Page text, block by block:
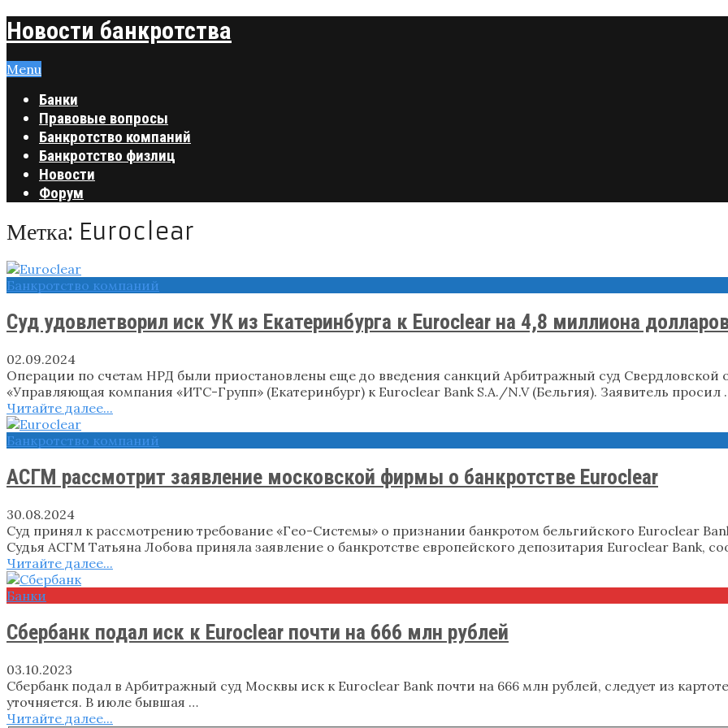
Новости банкротства
Menu
Банки
Правовые вопросы
Банкротство компаний
Банкротство физлиц
Новости
Форум
Метка: Euroclear
Банкротство компаний
Суд удовлетворил иск УК из Екатеринбурга к Euroclear на 4,8 миллиона
02.09.2024
Операции по счетам НРД были приостановлены еще до введения санкций Арбитражный суд Свердловской
«Управляющая компания «ИТС-Групп» (Екатеринбург) к Euroclear Bank S.A./N.V (Бельгия). Заявитель просил
Читайте далее...
Банкротство компаний
АСГМ рассмотрит заявление московской фирмы о банкротстве Euroclear
30.08.2024
Суд принял к рассмотрению требование «Гео-Системы» о признании банкротом бельгийского Euroclear
Судья АСГМ Татьяна Лобова приняла заявление о банкротстве европейского депозитария Euroclear Bank,
Читайте далее...
Банки
Сбербанк подал иск к Euroclear почти на 666 млн рублей
03.10.2023
Сбербанк подал в Арбитражный суд Москвы иск к Euroclear Bank почти на 666 млн рублей, следует из
уточняется. В июле бывшая …
Читайте далее...